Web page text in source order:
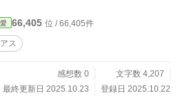
66,405 位 / 66,405件
ス
感想数 0
文字数 4,207
最終更新日 2025.10.23
登録日 2025.10.22